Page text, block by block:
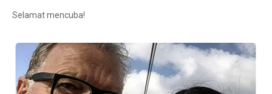
Selamat mencuba!